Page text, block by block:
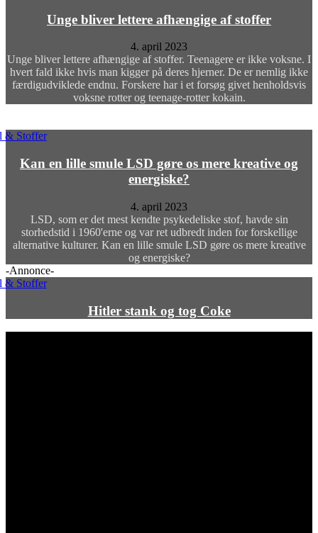
Unge bliver lettere afhængige af stoffer
4. april 2023
Unge bliver lettere afhængige af stoffer. Teenagere er ikke voksne. I
hvert fald ikke hvis man kigger på deres hjerner. De er nemlig ikke
færdigudviklede endnu. Forskere har i et forsøg givet henholdsvis
voksne rotter og teenage-rotter kokain.
& Stoffer
Kan en lille smule LSD gøre os mere kreative og
energiske?
4. april 2023
LSD, som er det mest kendte psykedeliske stof, havde sin
storhedstid i 1960'erne og var ret udbredt inden for forskellige
alternative kulturer. Kan en lille smule LSD gøre os mere kreative
og energiske?
-Annonce-
& Stoffer
Hitler stank og tog Coke